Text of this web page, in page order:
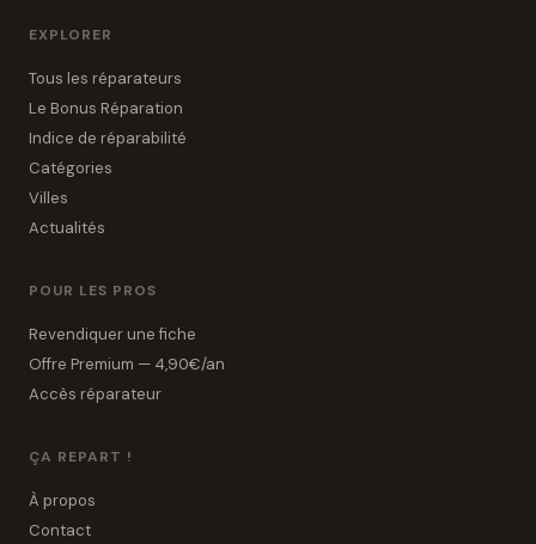
EXPLORER
Tous les réparateurs
Le Bonus Réparation
Indice de réparabilité
Catégories
Villes
Actualités
POUR LES PROS
Revendiquer une fiche
Offre Premium — 4,90€/an
Accès réparateur
ÇA REPART !
À propos
Contact